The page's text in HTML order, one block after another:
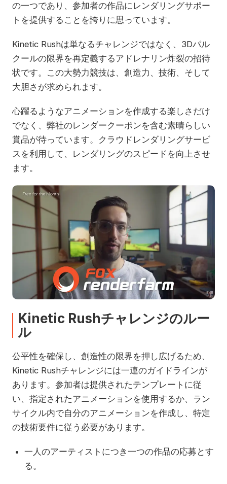
の一つであり、参加者の作品にレンダリングサポー
トを提供することを誇りに思っています。
Kinetic Rushは単なるチャレンジではなく、3Dパル
クールの限界を再定義するアドレナリン炸裂の招待
状です。この大勢力競技は、創造力、技術、そして
大胆さが求められます。
心躍るようなアニメーションを作成する楽しさだけ
でなく、弊社のレンダークーポンを含む素晴らしい
賞品が待っています。クラウドレンダリングサービ
スを利用して、レンダリングのスピードを向上させ
ます。
Kinetic Rushチャレンジのルー
ル
公平性を確保し、創造性の限界を押し広げるため、
Kinetic Rushチャレンジには一連のガイドラインが
あります。参加者は提供されたテンプレートに従
い、指定されたアニメーションを使用するか、ラン
サイクル内で自分のアニメーションを作成し、特定
の技術要件に従う必要があります。
一人のアーティストにつき一つの作品の応募とす
る。